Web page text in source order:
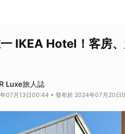
IKEA Hotel！客房
Luxe旅人誌
07月13日00:44 • 發布於 2024年07月20日